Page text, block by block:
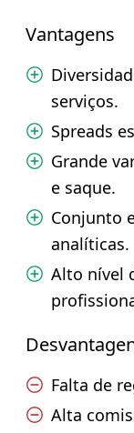
Vantagens
serviços.
Spreads
Grande
e saque.
Conjunto
analíticas.
Alto nível
Falta de
Alta